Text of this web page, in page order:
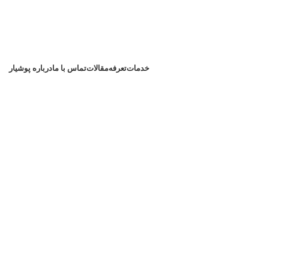
خدماتتعرفهمقالاتتماس با مادرباره پوشیار